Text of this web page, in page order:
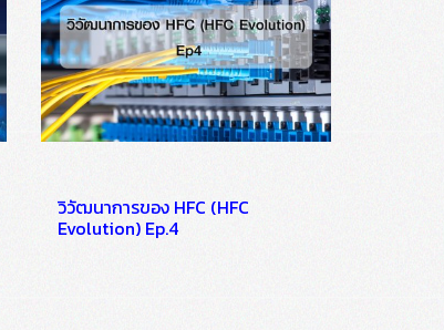
วิวัฒนาการของ HFC (HFC
Evolution) Ep.4